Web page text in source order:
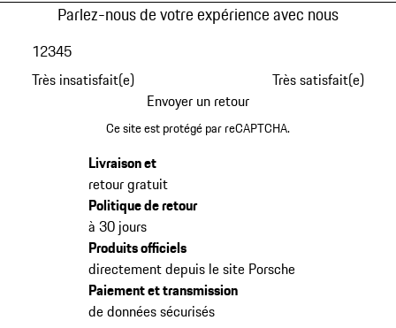
Parlez-nous de votre expérience avec nous
Très insatisfait(e)
12345
Très satisfait(e)
Envoyer un retour
Ce site est protégé par reCAPTCHA.
Livraison et
retour gratuit
Politique de retour
à 30 jours
Produits officiels
directement depuis le site Porsche
Paiement et transmission
de données sécurisés